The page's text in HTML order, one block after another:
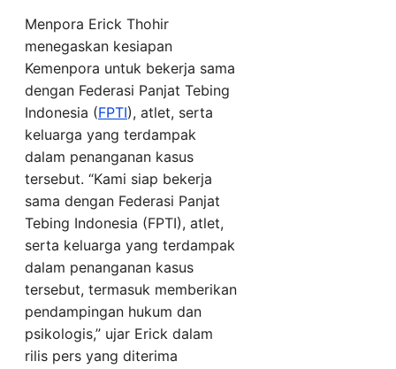
Menpora Erick Thohir
menegaskan kesiapan
Kemenpora untuk bekerja sama
dengan Federasi Panjat Tebing
Indonesia (FPTI), atlet, serta
keluarga yang terdampak
dalam penanganan kasus
tersebut. “Kami siap bekerja
sama dengan Federasi Panjat
Tebing Indonesia (FPTI), atlet,
serta keluarga yang terdampak
dalam penanganan kasus
tersebut, termasuk memberikan
pendampingan hukum dan
psikologis,” ujar Erick dalam
rilis pers yang diterima